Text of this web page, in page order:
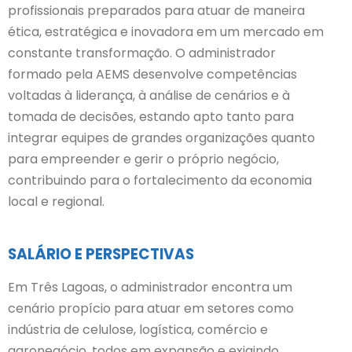
profissionais preparados para atuar de maneira
ética, estratégica e inovadora em um mercado em
constante transformação. O administrador
formado pela AEMS desenvolve competências
voltadas à liderança, à análise de cenários e à
tomada de decisões, estando apto tanto para
integrar equipes de grandes organizações quanto
para empreender e gerir o próprio negócio,
contribuindo para o fortalecimento da economia
local e regional.
SALÁRIO E PERSPECTIVAS
Em Três Lagoas, o administrador encontra um
cenário propício para atuar em setores como
indústria de celulose, logística, comércio e